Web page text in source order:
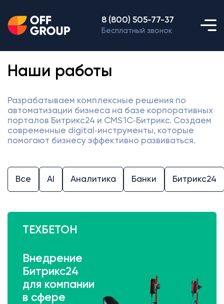
8 (800) 505-77-37
Бесплатный звонок
Наши работы
Разрабатываем комплексные решения по
автоматизации бизнеса на базе корпоративных
порталов Битрикс24 и CMS 1С‑Битрикс. Создаем
современные digital‑инструменты, которые
помогают бизнесу эффективно развиваться.
Все AI Аналитика Банки Битрикс24
ТЕХБЕТОН
Внедрение
Битрикс24
для компании
в сфере